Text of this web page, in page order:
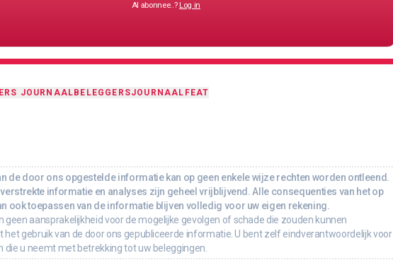
Al abonnee..? Log in
JOURNAAL BELEGGERSJOURNAAL FEAT
de door ons opgestelde informatie kan op geen enkele wijze rechten worden ontleend.
informatie en analyses zijn geheel vrijblijvend. Alle consequenties van het op
ook toepassen van de informatie blijven volledig voor uw eigen rekening.
geen aansprakelijkheid voor de mogelijke gevolgen of schade die zouden kunnen
het gebruik van de door ons gepubliceerde informatie. U bent zelf eindverantwoordelijk voor
die u neemt met betrekking tot uw beleggingen.